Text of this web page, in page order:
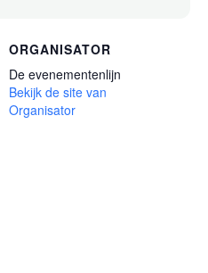
ORGANISATOR
De evenementenlijn
Bekijk de site van
Organisator